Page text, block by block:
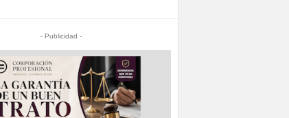
- Publicidad -